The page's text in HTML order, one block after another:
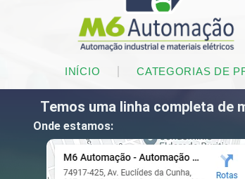
INÍCIO CATEGORIAS DE
Temos uma linha completa de
Onde estamos: